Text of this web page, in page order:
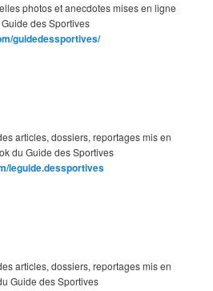
photos et anecdotes mises en ligne
des Sportives
guidedessportives/
articles, dossiers, reportages mis en
du Guide des Sportives
leguide.dessportives
articles, dossiers, reportages mis en
Guide des Sportives